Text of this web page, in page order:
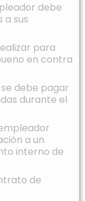
debe
sus
para
en contra
debe pagar
durante el
a un
interno de
de